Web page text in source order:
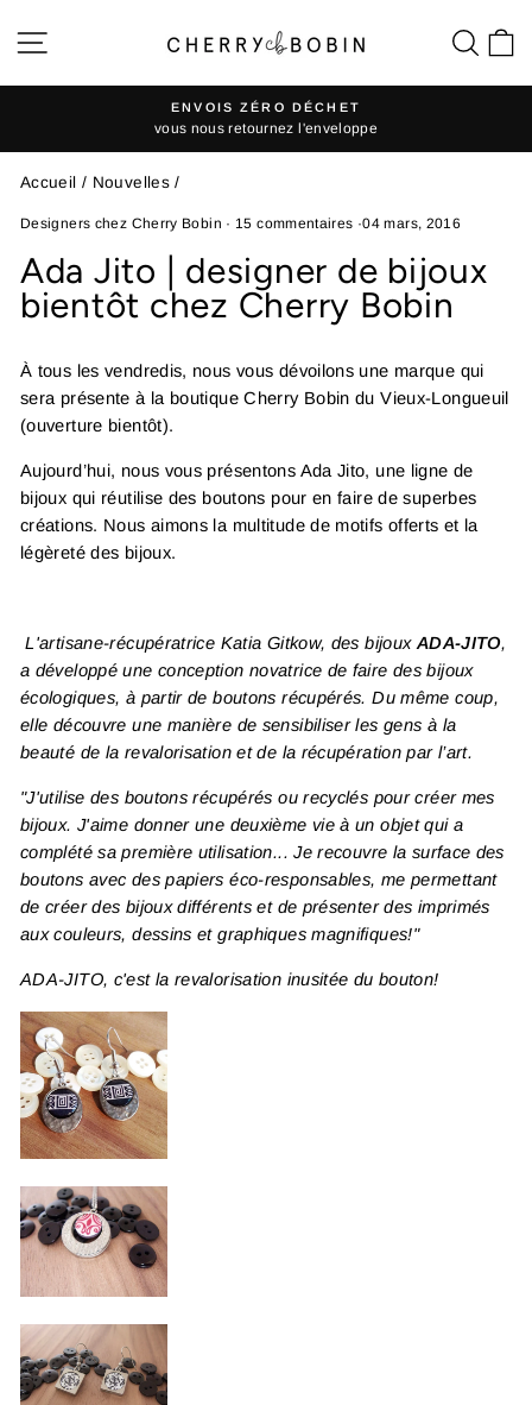
au
Diaporama
ENVOIS ZÉRO DÉCHET
vous nous retournez l'enveloppe
Accueil / Nouvelles /
Designers chez Cherry Bobin · 15 commentaires ·04 mars, 2016
Ada Jito | designer de bijoux
bientôt chez Cherry Bobin
À tous les vendredis, nous vous dévoilons une marque qui
sera présente à la boutique Cherry Bobin du Vieux-Longueuil
(ouverture bientôt).
Aujourd’hui, nous vous présentons Ada Jito, une ligne de
bijoux qui réutilise des boutons pour en faire de superbes
créations. Nous aimons la multitude de motifs offerts et la
légèreté des bijoux.
L'artisane-récupératrice Katia Gitkow, des bijoux ADA-JITO,
a développé une conception novatrice de faire des bijoux
écologiques, à partir de boutons récupérés. Du même coup,
elle découvre une manière de sensibiliser les gens à la
beauté de la revalorisation et de la récupération par l’art.
"J'utilise des boutons récupérés ou recyclés pour créer mes
bijoux. J'aime donner une deuxième vie à un objet qui a
complété sa première utilisation... Je recouvre la surface des
boutons avec des papiers éco-responsables, me permettant
de créer des bijoux différents et de présenter des imprimés
aux couleurs, dessins et graphiques magnifiques!"
ADA-JITO, c'est la revalorisation inusitée du bouton!